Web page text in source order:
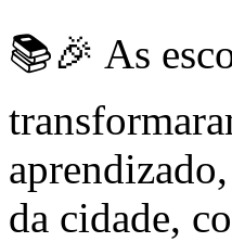
📚🎉 As
da cidade,